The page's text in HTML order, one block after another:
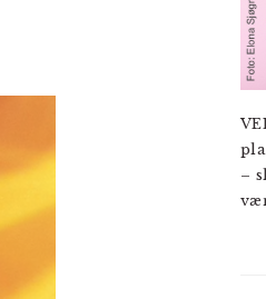
–